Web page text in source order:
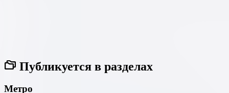
Публикуется в разделах
Метро